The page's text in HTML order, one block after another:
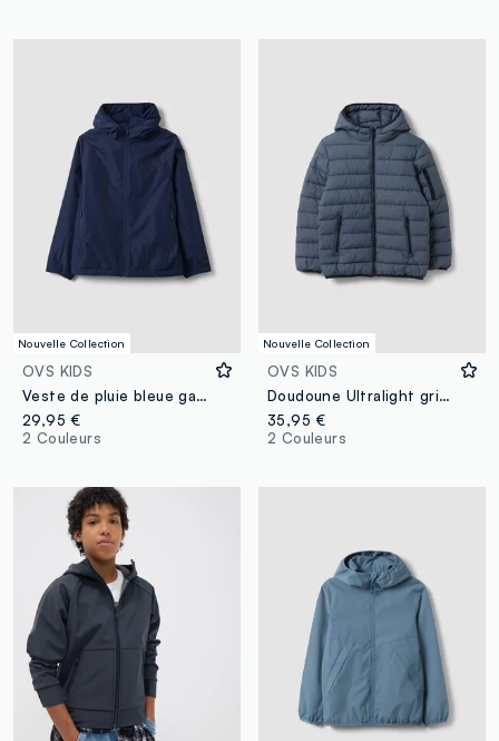
Nouvelle Collection
OVS KIDS
Veste de pluie bleue garçon avec capuche et zip
29,95 €
2 Couleurs
Nouvelle Collection
OVS KIDS
Doudoune Ultralight grise à capuche et zip pour garçon
35,95 €
2 Couleurs